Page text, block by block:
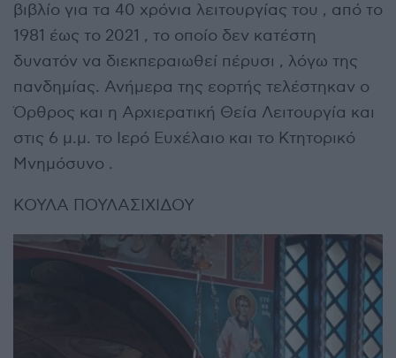
βιβλίο για τα 40 χρόνια λειτουργίας του , από το
1981 έως το 2021 , το οποίο δεν κατέστη
δυνατόν να διεκπεραιωθεί πέρυσι , λόγω της
πανδημίας. Ανήμερα της εορτής τελέστηκαν ο
Όρθρος και η Αρχιερατική Θεία Λειτουργία και
στις 6 μ.μ. το Ιερό Ευχέλαιο και το Κτητορικό
Μνημόσυνο .
ΚΟΥΛΑ ΠΟΥΛΑΣΙΧΙΔΟΥ